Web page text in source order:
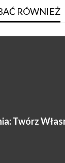
RÓWNIEŻ
Twórz